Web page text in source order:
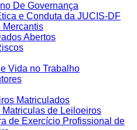
De Governança
e Conduta da JUCIS-DF
Mercantis
Abertos
Vida no Trabalho
Matriculados
Matriculas de Leiloeiros
de Exercício Profissional de